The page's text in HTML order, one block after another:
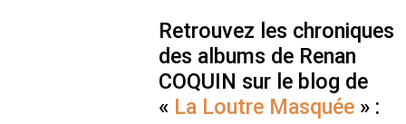
Retrouvez les chroniques
des albums de Renan
COQUIN sur le blog de
« La Loutre Masquée » :